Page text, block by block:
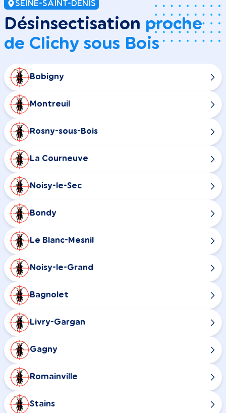
SEINE-SAINT-DENIS
Désinsectisation proche
de Clichy sous Bois
Bobigny
Montreuil
Rosny-sous-Bois
La Courneuve
Noisy-le-Sec
Bondy
Le Blanc-Mesnil
Noisy-le-Grand
Bagnolet
Livry-Gargan
Gagny
Romainville
Stains